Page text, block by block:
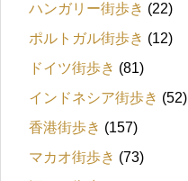
ハンガリー街歩き (22)
ポルトガル街歩き (12)
ドイツ街歩き (81)
インドネシア街歩き (52)
香港街歩き (157)
マカオ街歩き (73)